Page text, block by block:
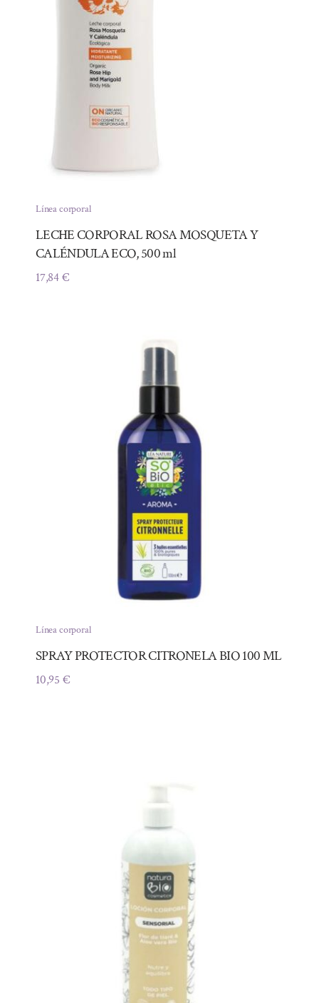
Línea corporal
LECHE CORPORAL ROSA MOSQUETA Y
CALÉNDULA ECO, 500 ml
17,84€
Línea corporal
SPRAY PROTECTOR CITRONELA BIO 100 ML
10,95 €